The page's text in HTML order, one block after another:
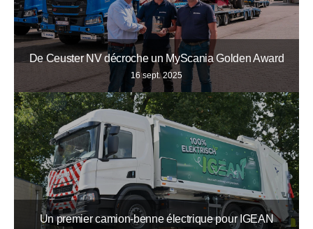
De Ceuster NV décroche un MyScania Golden Award
16 sept. 2025
Un premier camion-benne électrique pour IGEAN